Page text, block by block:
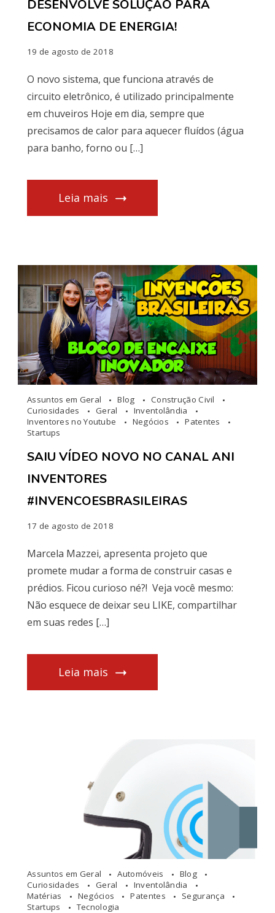
DESENVOLVE SOLUÇÃO PARA
ECONOMIA DE ENERGIA!
19 de agosto de 2018
O novo sistema, que funciona através de
circuito eletrônico, é utilizado principalmente
em chuveiros Hoje em dia, sempre que
precisamos de calor para aquecer fluídos (água
para banho, forno ou […]
Leia mais
Assuntos em Geral Blog
Construção Civil
Curiosidades
Geral
Inventolândia
Inventores no Youtube
Negócios
Patentes
Startups
SAIU VÍDEO NOVO NO CANAL ANI
INVENTORES
#INVENCOESBRASILEIRAS
17 de agosto de 2018
Marcela Mazzei, apresenta projeto que
promete mudar a forma de construir casas e
prédios. Ficou curioso né?! Veja você mesmo:
Não esquece de deixar seu LIKE, compartilhar
em suas redes […]
Leia mais
Assuntos em Geral Automóveis
Blog
Curiosidades
Geral
Inventolândia
Matérias
Negócios Patentes
Segurança
Startups
Tecnologia